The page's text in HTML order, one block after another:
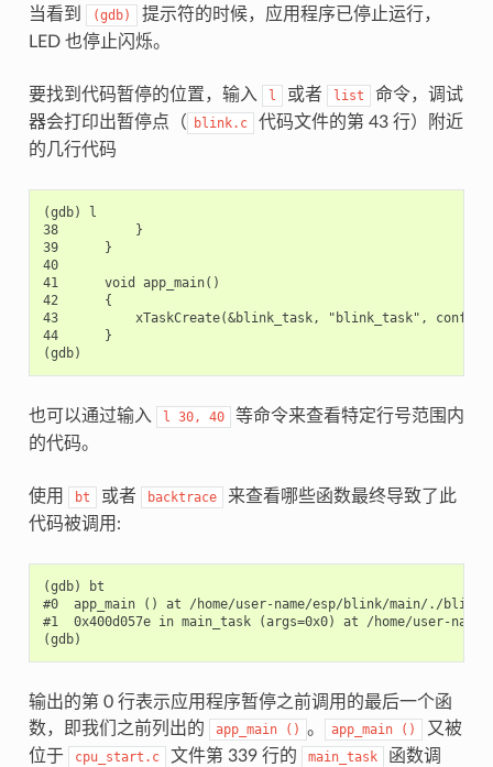
当看到 (gdb)
提示符的时候，应用程序已停止运行，
LED 也停止闪烁。
要找到代码暂停的位置，输入 l 或者 list
命令，调试
器会打印出暂停点（
blink.c
代码文件的第 43 行）附近
的几行代码
(gdb) l
38          }
39      }
40
41      void app_main()
42      {
43          xTaskCreate(&blink_task, "blink_task",
44      }
也可以通过输入 l 30, 40
等命令来查看特定行号范围内
的代码。
使用 bt 或者 backtrace
来查看哪些函数最终导致了此
代码被调用:
(gdb) bt
#0  app_main () at /home/user-name/esp/blink/main/./
#1  0x400d057e in main_task (args=0x0) at /home/user-
输出的第 0 行表示应用程序暂停之前调用的最后一个函
数，即我们之前列出的
app_main () 。 app_main ()
又被
位于
cpu_start.c 文件第 339 行的 main_task
函数调